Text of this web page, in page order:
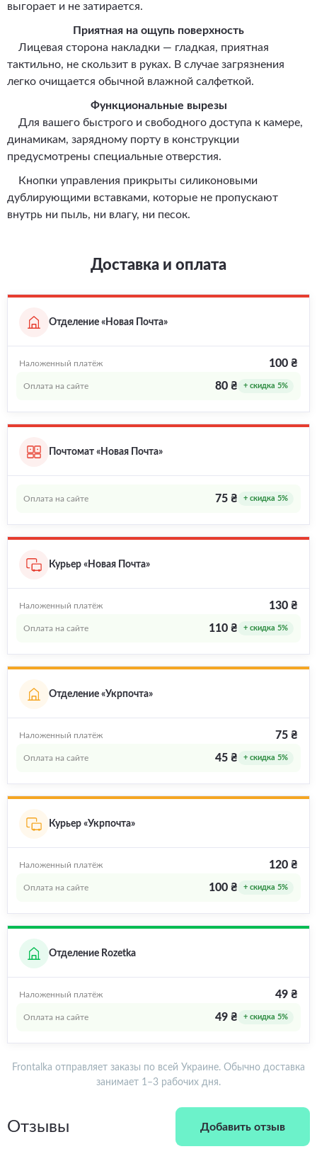
выгорает и не затирается.
Приятная на ощупь поверхность
Лицевая сторона накладки — гладкая, приятная
тактильно, не скользит в руках. В случае загрязнения
легко очищается обычной влажной салфеткой.
Функциональные вырезы
Для вашего быстрого и свободного доступа к камере,
динамикам, зарядному порту в конструкции
предусмотрены специальные отверстия.
Кнопки управления прикрыты силиконовыми
дублирующими вставками, которые не пропускают
внутрь ни пыль, ни влагу, ни песок.
Доставка и оплата
Отделение «Новая Почта»
Наложенный платёж 100 ₴
Оплата на сайте 80 ₴ + скидка 5%
Почтомат «Новая Почта»
Оплата на сайте 75 ₴ + скидка 5%
Курьер «Новая Почта»
Наложенный платёж 130 ₴
Оплата на сайте 110 ₴ + скидка 5%
Отделение «Укрпочта»
Наложенный платёж 75 ₴
Оплата на сайте 45 ₴ + скидка 5%
Курьер «Укрпочта»
Наложенный платёж 120 ₴
Оплата на сайте 100 ₴ + скидка 5%
Отделение Rozetka
Наложенный платёж 49 ₴
Оплата на сайте 49 ₴ + скидка 5%
Frontalka отправляет заказы по всей Украине. Обычно доставка
занимает 1–3 рабочих дня.
Отзывы Добавить отзыв